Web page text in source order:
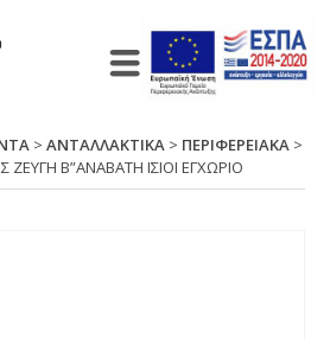
>ΑΝΤΑΛΛΑΚΤΙΚΑ > ΠΕΡΙΦΕΡΕΙΑΚΑ >
ΖΕΥΓΗ Β”ΑΝΑΒΑΤΗ ΙΣΙΟΙ ΕΓΧΩΡΙΟ